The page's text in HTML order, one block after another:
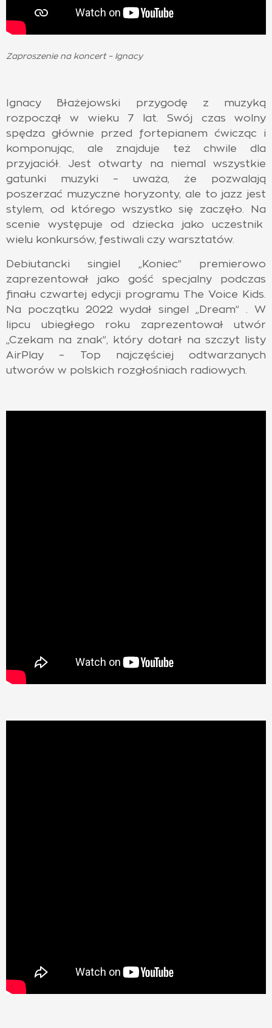
Zaproszenie na koncert – Ignacy
Ignacy Błażejowski przygodę z muzyką
rozpoczął w wieku 7 lat. Swój czas wolny
spędza głównie przed fortepianem ćwicząc i
komponując, ale znajduje też chwile dla
przyjaciół. Jest otwarty na niemal wszystkie
gatunki muzyki – uważa, że pozwalają
poszerzać muzyczne horyzonty, ale to jazz jest
stylem, od którego wszystko się zaczęło. Na
scenie występuje od dziecka jako uczestnik
wielu konkursów, festiwali czy warsztatów.
Debiutancki singiel „Koniec” premierowo
zaprezentował jako gość specjalny podczas
finału czwartej edycji programu The Voice Kids.
Na początku 2022 wydał singel „Dream” . W
lipcu ubiegłego roku zaprezentował utwór
„Czekam na znak”, który dotarł na szczyt listy
AirPlay – Top najczęściej odtwarzanych
utworów w polskich rozgłośniach radiowych.